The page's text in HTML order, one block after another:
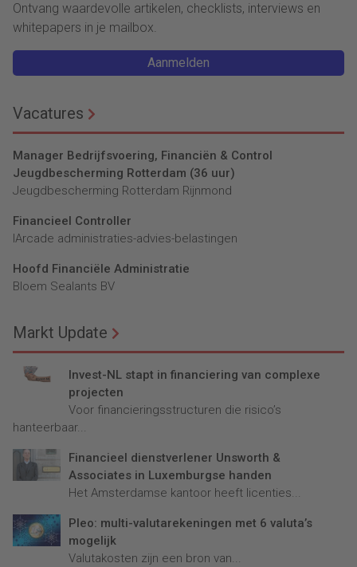
Ontvang waardevolle artikelen, checklists, interviews en
whitepapers in je mailbox.
Aanmelden
Vacatures
Manager Bedrijfsvoering, Financiën & Control
Jeugdbescherming Rotterdam (36 uur)
Jeugdbescherming Rotterdam Rijnmond
Financieel Controller
lArcade administraties-advies-belastingen
Hoofd Financiële Administratie
Bloem Sealants BV
Markt Update
Invest-NL stapt in financiering van complexe
projecten
Voor financieringsstructuren die risico’s
hanteerbaar...
Financieel dienstverlener Unsworth &
Associates in Luxemburgse handen
Het Amsterdamse kantoor heeft licenties...
Pleo: multi-valutarekeningen met 6 valuta’s
mogelijk
Valutakosten zijn een bron van...